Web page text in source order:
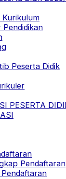
Pendidikan
Peserta Didik
PESERTA
Pendaftaran